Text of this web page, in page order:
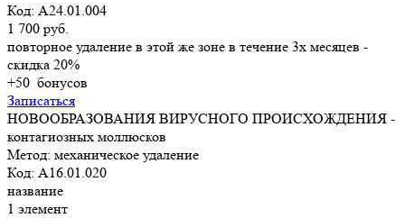
Код: A24.01.004
1 700 руб.
повторное удаление в этой же зоне в течение 3х месяцев -
скидка 20%
+50 бонусов
Записаться
НОВООБРАЗОВАНИЯ ВИРУСНОГО ПРОИСХОЖДЕНИЯ -
контагиозных моллюсков
Метод: механическое удаление
Код: A16.01.020
название
1 элемент